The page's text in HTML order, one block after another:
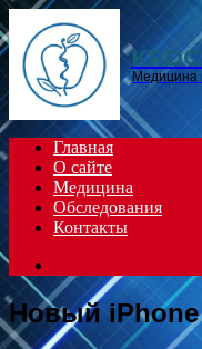
Медицина
Главная
О сайте
Медицина
Обследования
Контакты
for
Новый iPhone